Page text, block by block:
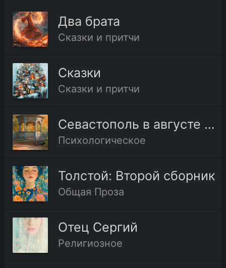
15.Глава пятнадцатая
16.Глава шестнадцатая
17.Глава семнадцатая
18.Глава восемнадцатая
20.Глава двадцатая
21.Глава двадцать первая
22.Глава двадцать вторая
Два брата
Сказки и притчи
Сказки
Сказки и притчи
Севастополь в августе 1855 года
Психологическое
Толстой: Второй сборник
Общая Проза
Отец Сергий
Религиозное